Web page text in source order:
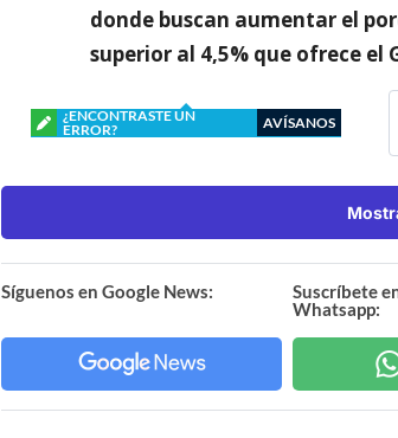
donde buscan aumentar el
superior al 4,5% que ofrece el
¿ENCONTRASTE UN
ERROR?
AVÍSANOS
Síguenos en Google News:
Suscríbete
Whatsapp: